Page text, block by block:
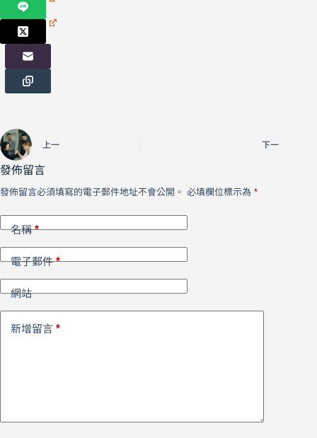
上一 下一
發佈留言
發佈留言必須填寫的電子郵件地址不會公開。 必填欄位標示為 *
名稱*
電子郵件*
網站
新增留言 *